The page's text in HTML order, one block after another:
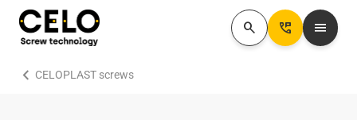
search Perm_Phone_Msg menu
CELOPLAST screws
chevron_right